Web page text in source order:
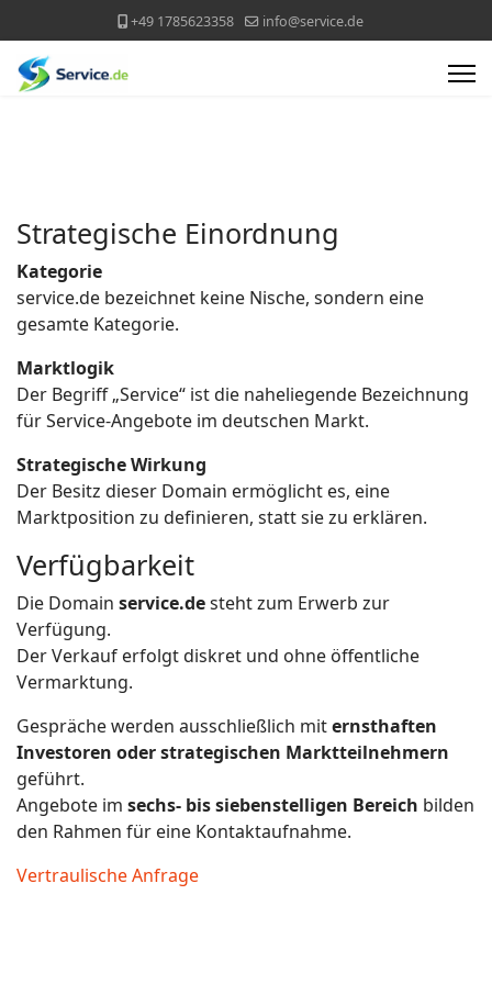
+49 1785623358 info@service.de
Strategische Einordnung
Kategorie
service.de bezeichnet keine Nische, sondern eine
gesamte Kategorie.
Marktlogik
Der Begriff „Service“ ist die naheliegende Bezeichnung
für Service-Angebote im deutschen Markt.
Strategische Wirkung
Der Besitz dieser Domain ermöglicht es, eine
Marktposition zu definieren, statt sie zu erklären.
Verfügbarkeit
Die Domain service.desteht zum Erwerb zur
Verfügung.
Der Verkauf erfolgt diskret und ohne öffentliche
Vermarktung.
Gespräche werden ausschließlich miternsthaften
Investoren oder strategischen Marktteilnehmern
geführt.
Angebote im sechs- bis siebenstelligen Bereich bilden
den Rahmen für eine Kontaktaufnahme.
Vertraulische Anfrage